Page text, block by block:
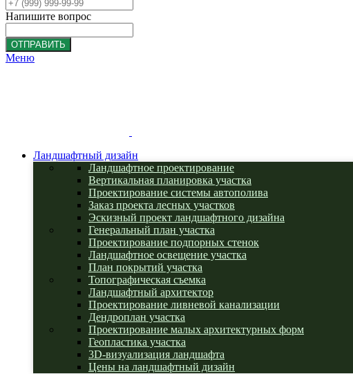
Напишите вопрос
ОТПРАВИТЬ
Меню
Ландшафтный дизайн
Ландшафтное проектирование
Вертикальная планировка участка
Проектирование системы автополива
Заказ проекта лесных участков
Эскизный проект ландшафтного дизайна
Генеральный план участка
Проектирование подпорных стенок
Ландшафтное освещение участка
План покрытий участка
Топографическая съемка
Ландшафтный архитектор
Проектирование ливневой канализации
Дендроплан участка
Проектирование малых архитектурных форм
Геопластика участка
3D-визуализация ландшафта
Цены на ландшафтный дизайн